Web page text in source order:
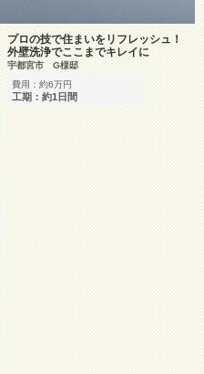
プロの技で住まいをリフレッシュ！
外壁洗浄でここまでキレイに
宇都宮市 G様邸
費用：約6万円
工期：約1日間